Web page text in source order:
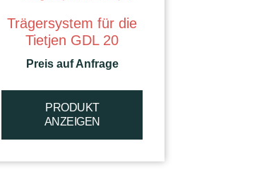
Trägersystem für die
Tietjen GDL 20
Preis auf Anfrage
PRODUKT
ANZEIGEN